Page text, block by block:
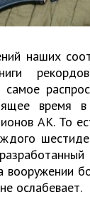
наших
время в
АК. То
вооружении
ослабевает.